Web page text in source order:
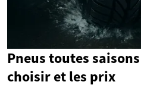
Pneus toutes
choisir et les prix